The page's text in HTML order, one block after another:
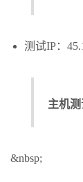
测试IP：
主机测
&nbsp;